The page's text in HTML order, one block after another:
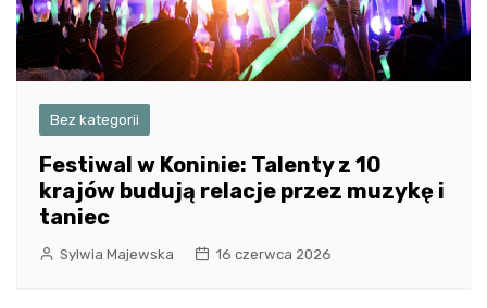
Bez kategorii
Festiwal w Koninie: Talenty z 10
krajów budują relacje przez muzykę i
taniec
Sylwia Majewska 16 czerwca 2026